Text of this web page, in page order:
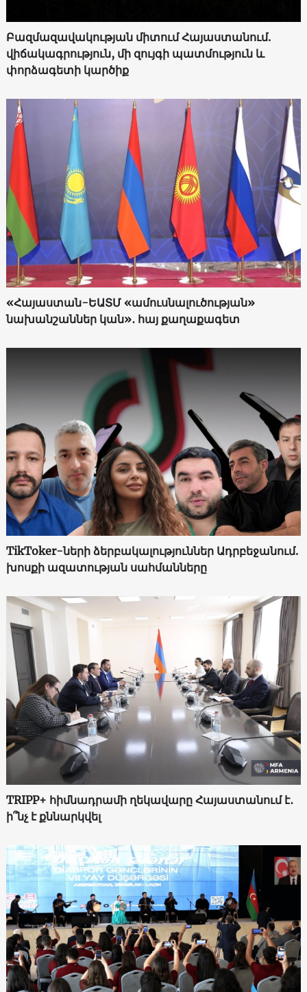
Բազմազավակության միտում Հայաստանում.
վիճակագրություն, մի զույգի պատմություն և
փորձագետի կարծիք
«Հայաստան-ԵԱՏՄ «ամուսնալուծության»
նախանշաններ կան»․ հայ քաղաքագետ
TikToker-ների ձերբակալություններ Ադրբեջանում.
խոսքի ազատության սահմանները
TRIPP+ հիմնադրամի ղեկավարը Հայաստանում է․
ի՞նչ է քննարկվել